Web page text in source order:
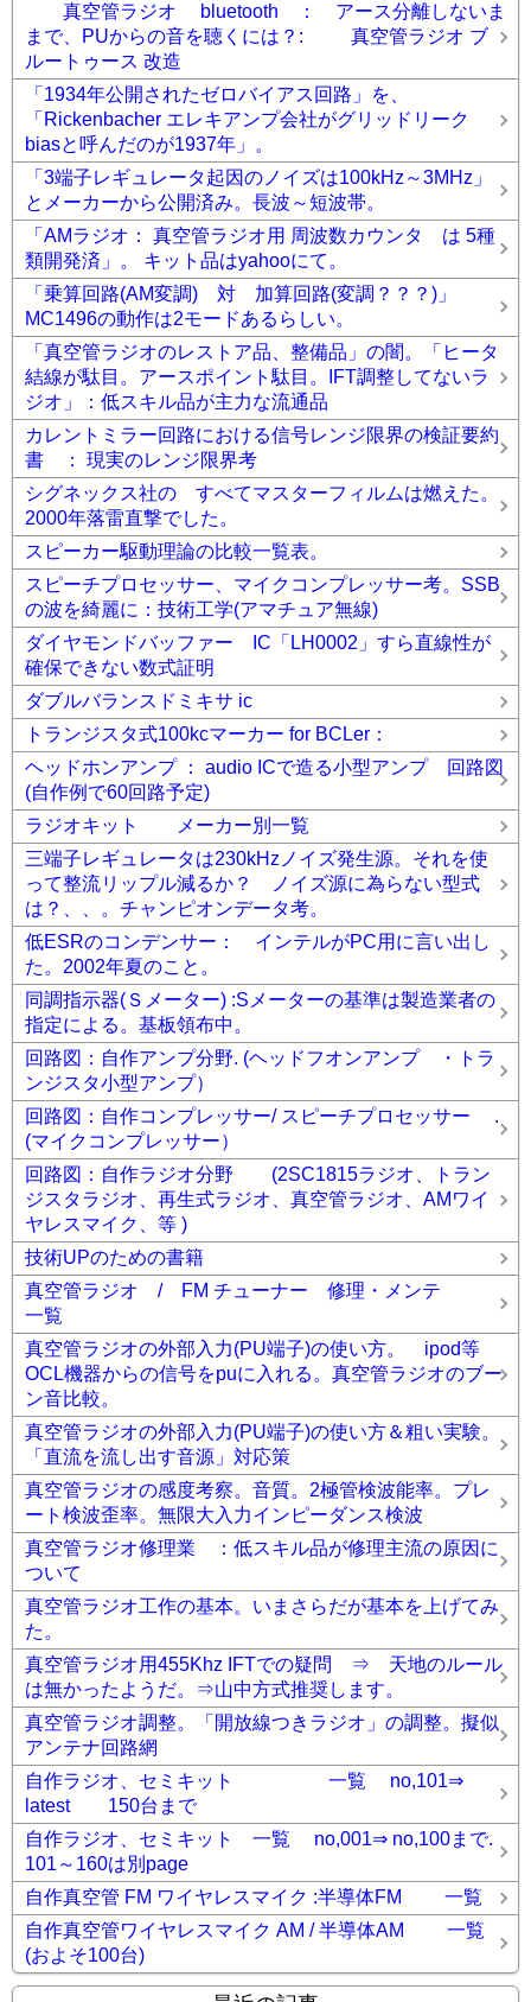
真空管ラジオ bluetooth ： アース分離しないま
まで、PUからの音を聴くには？: 真空管ラジオ ブ
ルートゥース 改造
「1934年公開されたゼロバイアス回路」を、
「Rickenbacher エレキアンプ会社がグリッドリーク
biasと呼んだのが1937年」。
「3端子レギュレータ起因のノイズは100kHz～3MHz」
とメーカーから公開済み。長波～短波帯。
「AMラジオ： 真空管ラジオ用 周波数カウンタ は 5種
類開発済」。 キット品はyahooにて。
「乗算回路(AM変調) 対 加算回路(変調？？？)」
MC1496の動作は2モードあるらしい。
「真空管ラジオのレストア品、整備品」の闇。「ヒータ
結線が駄目。アースポイント駄目。IFT調整してないラ
ジオ」：低スキル品が主力な流通品
カレントミラー回路における信号レンジ限界の検証要約
書 ： 現実のレンジ限界考
シグネックス社の すべてマスターフィルムは燃えた。
2000年落雷直撃でした。
スピーカー駆動理論の比較一覧表。
スピーチプロセッサー、マイクコンプレッサー考。SSB
の波を綺麗に：技術工学(アマチュア無線)
ダイヤモンドバッファー IC「LH0002」すら直線性が
確保できない数式証明
ダブルバランスドミキサ ic
トランジスタ式100kcマーカー for BCLer：
ヘッドホンアンプ ： audio ICで造る小型アンプ 回路図
(自作例で60回路予定)
ラジオキット メーカー別一覧
三端子レギュレータは230kHzノイズ発生源。それを使
って整流リップル減るか？ ノイズ源に為らない型式
は？、、。チャンピオンデータ考。
低ESRのコンデンサー： インテルがPC用に言い出し
た。2002年夏のこと。
同調指示器(Ｓメーター) :Sメーターの基準は製造業者の
指定による。基板領布中。
回路図：自作アンプ分野. (ヘッドフオンアンプ ・トラ
ンジスタ小型アンプ）
回路図：自作コンプレッサー/ スピーチプロセッサー .
(マイクコンプレッサー）
回路図：自作ラジオ分野 (2SC1815ラジオ、トラン
ジスタラジオ、再生式ラジオ、真空管ラジオ、AMワイ
ヤレスマイク、等 )
技術UPのための書籍
真空管ラジオ / FM チューナー 修理・メンテ
一覧
真空管ラジオの外部入力(PU端子)の使い方。 ipod等
OCL機器からの信号をpuに入れる。真空管ラジオのブー
ン音比較。
真空管ラジオの外部入力(PU端子)の使い方＆粗い実験。
「直流を流し出す音源」対応策
真空管ラジオの感度考察。音質。2極管検波能率。プレ
ート検波歪率。無限大入力インピーダンス検波
真空管ラジオ修理業 ：低スキル品が修理主流の原因に
ついて
真空管ラジオ工作の基本。いまさらだが基本を上げてみ
た。
真空管ラジオ用455Khz IFTでの疑問 ⇒ 天地のルール
は無かったようだ。⇒山中方式推奨します。
真空管ラジオ調整。「開放線つきラジオ」の調整。擬似
アンテナ回路網
自作ラジオ、セミキット 一覧 no,101⇒
latest 150台まで
自作ラジオ、セミキット 一覧 no,001⇒ no,100まで.
101～160は別page
自作真空管 FM ワイヤレスマイク :半導体FM 一覧
自作真空管ワイヤレスマイク AM / 半導体AM 一覧
(およそ100台)